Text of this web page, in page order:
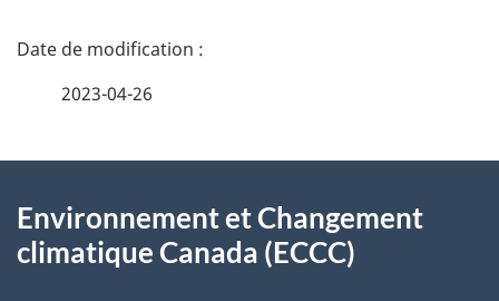
D
i
2023-04-26
propos
Environnement et Changement
climatique Canada (ECCC)